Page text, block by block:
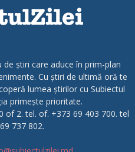
știri care aduce în prim-plan
Cu știri de ultimă oră te
lumea știrilor cu Subiectul
primește prioritate.
of 2. tel. of. +373 69 403 700. tel
737 802.